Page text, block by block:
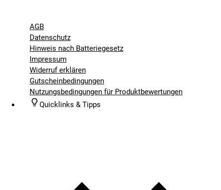
AGB
Datenschutz
Hinweis nach Batteriegesetz
Impressum
Widerruf erklären
Gutscheinbedingungen
Nutzungsbedingungen für Produktbewertungen
Quicklinks & Tipps